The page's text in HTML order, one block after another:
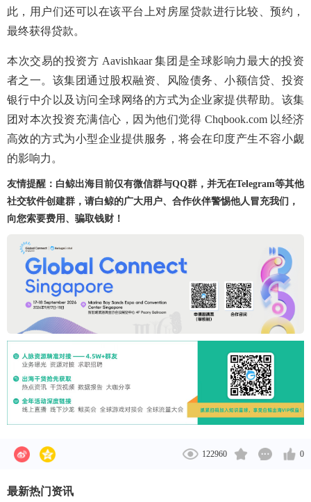
此，用户们还可以在该平台上对房屋贷款进行比较、预约，
最终获得贷款。
本次交易的投资方 Aavishkaar 集团是全球影响力最大的投资
者之一。该集团通过股权融资、风险债务、小额信贷、投资
银行中介以及访问全球网络的方式为企业家提供帮助。该集
团对本次投资充满信心，因为他们觉得 Chqbook.com 以经济
高效的方式为小型企业提供服务，将会在印度产生不容小觑
的影响力。
友情提醒：白鲸出海目前仅有微信群与QQ群，并无在Telegram等其他
社交软件创建群，请白鲸的广大用户、合作伙伴警惕他人冒充我们，
向您索要费用、骗取钱财！
122960 0
最新热门资讯